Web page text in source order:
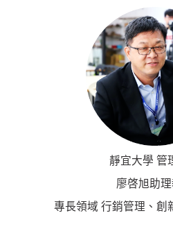
靜宜大學 管
廖啓旭助
專長領域 行銷管理、創